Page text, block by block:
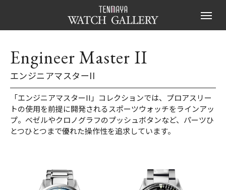
Engineer Master II
エンジニアマスターII
「エンジニアマスターII」コレクションでは、プロアスリー
トの使用を前提に開発されるスポーツウォッチをラインアッ
プ。ベゼルやクロノグラフのプッシュボタンなど、パーツひ
とつひとつまで優れた操作性を追求しています。